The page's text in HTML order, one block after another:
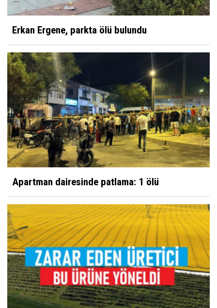
Erkan Ergene, parkta ölü bulundu
Apartman dairesinde patlama: 1 ölü